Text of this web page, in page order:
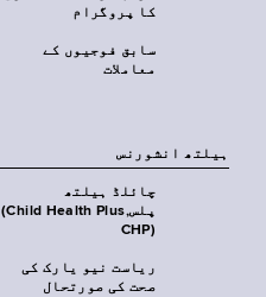
کا پروگرام
سابق فوجیوں کے
معاملات
‏ہیلتھ انشورنس
چائلڈ ہیلتھ
پلس‎(Child Health Plus,
CHP)‎
ریاست نیو یارک کی
صحت کی صورتحال